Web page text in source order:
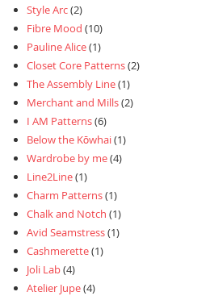
Style Arc(2)
Fibre Mood (10)
Pauline Alice(1)
Closet Core Patterns(2)
The Assembly Line(1)
Merchant and Mills(2)
I AM Patterns(6)
Below the Kōwhai(1)
Wardrobe by me(4)
Line2Line(1)
Charm Patterns(1)
Chalk and Notch (1)
Avid Seamstress(1)
Cashmerette(1)
Joli Lab(4)
Atelier Jupe(4)